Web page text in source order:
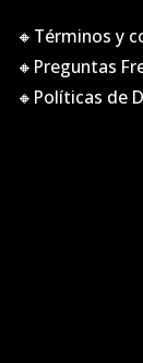
🔸Términos y
🔸Preguntas
🔸Políticas de